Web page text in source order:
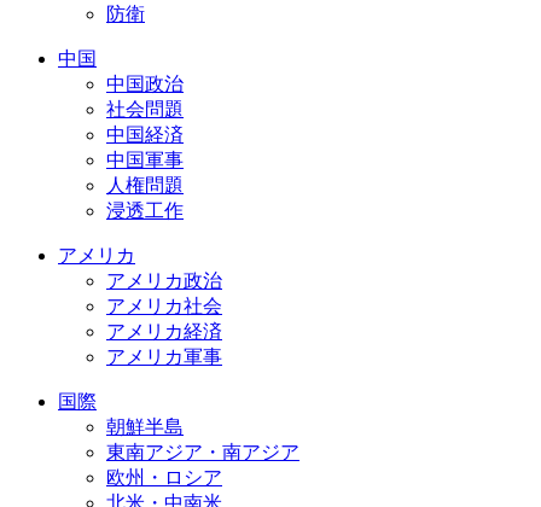
防衛
中国
中国政治
社会問題
中国経済
中国軍事
人権問題
浸透工作
アメリカ
アメリカ政治
アメリカ社会
アメリカ経済
アメリカ軍事
国際
朝鮮半島
東南アジア・南アジア
欧州・ロシア
北米・中南米